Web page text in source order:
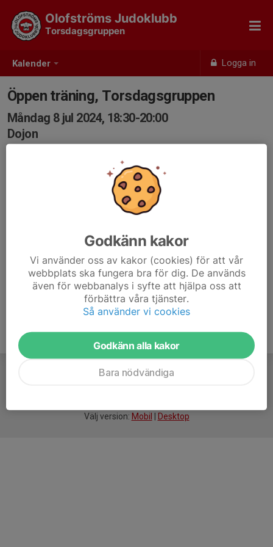
Kalender Logga in
Olofströms Judoklubb
Torsdagsgruppen
Öppen träning, Torsdagsgruppen
Måndag 8 jul 2024, 18:30-20:00
Dojon
Välj version: Mobil Desktop
Godkänn kakor
Vi använder oss av kakor (cookies) för att vår
webbplats ska fungera bra för dig. De används
även för webbanalys i syfte att hjälpa oss att
förbättra våra tjänster.
Så använder vi cookies
Godkänn alla kakor
Bara nödvändiga